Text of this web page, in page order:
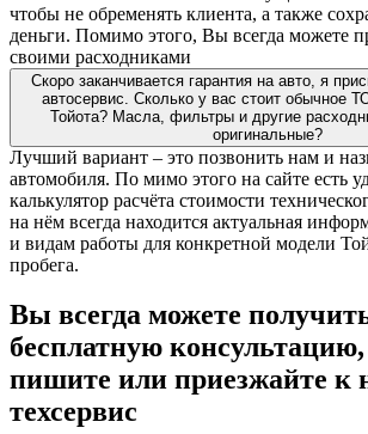
чтобы не обременять клиента, а также
деньги. Помимо этого, Вы всегда можете
своими расходниками
Скоро заканчивается гарантия на авто, я
автосервис. Сколько у вас стоит обычное
Тойота? Масла, фильтры и другие
оригинальные?
Лучший вариант – это позвонить нам и
автомобиля. По мимо этого на сайте есть
калькулятор расчёта стоимости
на нём всегда находится актуальная
и видам работы для конкретной модели
пробега.
Вы всегда можете
бесплатную консультацию,
пишите или приезжайте к
техсервис